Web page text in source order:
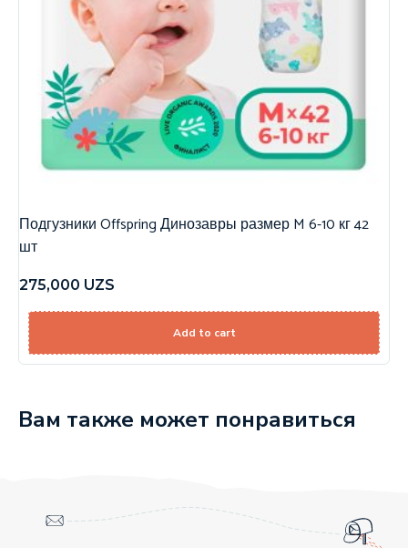
Подгузники Offspring Динозавры размер M 6-10 кг 42
шт
275,000 UZS
Add to cart
Вам также может понравиться